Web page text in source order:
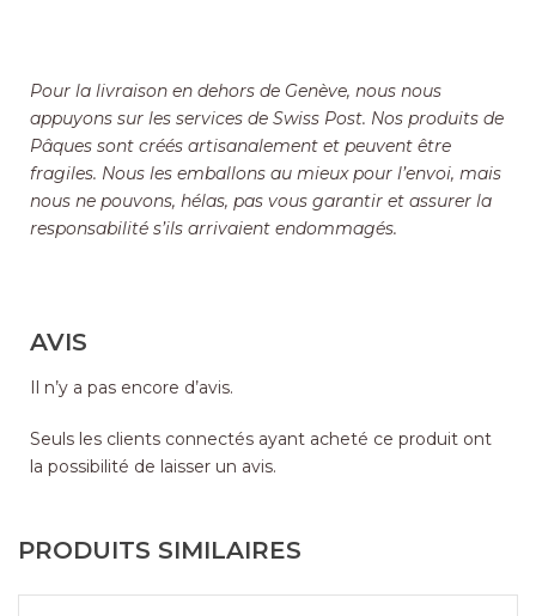
Pour la livraison en dehors de Genève, nous nous
appuyons sur les services de Swiss Post. Nos produits de
Pâques sont créés artisanalement et peuvent être
fragiles. Nous les emballons au mieux pour l’envoi, mais
nous ne pouvons, hélas, pas vous garantir et assurer la
responsabilité s’ils arrivaient endommagés.
AVIS
Il n’y a pas encore d’avis.
Seuls les clients connectés ayant acheté ce produit ont
la possibilité de laisser un avis.
PRODUITS SIMILAIRES